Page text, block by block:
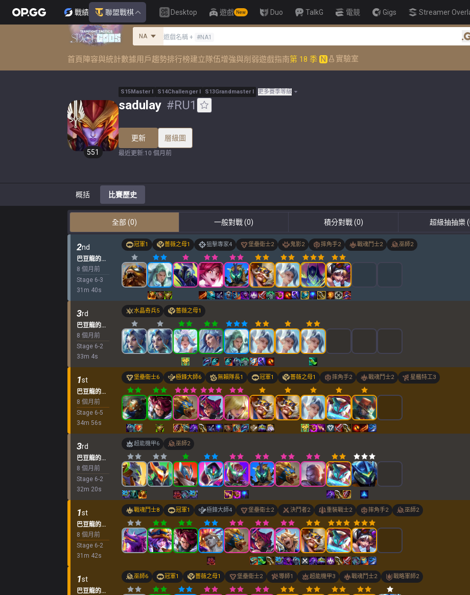
戰績 聯盟戰棋 Desktop 遊戲 New Duo TalkG 電競 Gigs Streamer
NA 遊戲名稱 + #NA1
首頁陣容與統計數據用戶趨勢排行榜建立隊伍增強與削弱遊戲指南第 18 季 N 實驗室
551
S15Master I S14Challenger I S13Grandmaster I 更多賽季等級
sadulay #RU1
更新 層級圖
最近更新:10 個月前
概括 比賽歷史
全部 (0) 一般對戰 (0) 積分對戰 (0) 超級抽抽樂
2nd
巴豆龍的經典寶藏
8 個月前
Stage 6-3
31 m 40s
冠軍1 薔薇之母1 狙擊專家4 堡壘衛士2 鬼影2 摔角手2 戰魂鬥士2 巫師2
3rd
巴豆龍的經典寶藏
8 個月前
Stage 6-2
33m 4s
水晶奇兵5 薔薇之母1
1st
巴豆龍的經典寶藏
8 個月前
Stage 6-5
34m 56s
堡壘衛士6 極鋒大師6 無賴隊長1 冠軍1 薔薇之母1 摔角手2 戰魂鬥士2 星艦特工3
3rd
巴豆龍的經典寶藏
8 個月前
Stage 6-2
32m 20s
超能機甲6 巫師2
1st
巴豆龍的經典寶藏
8 個月前
Stage 6-2
31 m 42s
戰魂鬥士8 冠軍1 極鋒大師4 堡壘衛士2 決鬥者2 重裝戰士2 摔角手2 巫師2
1st
巴豆龍的經典寶藏
巫師6 冠軍1 薔薇之母1 堡壘衛士2 導師1 超能機甲3 戰魂鬥士2 戰略軍師2